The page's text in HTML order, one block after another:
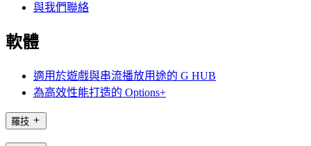
與我們聯絡
軟體
適用於遊戲與串流播放用途的 G HUB
為高效性能打造的 Options+
羅技